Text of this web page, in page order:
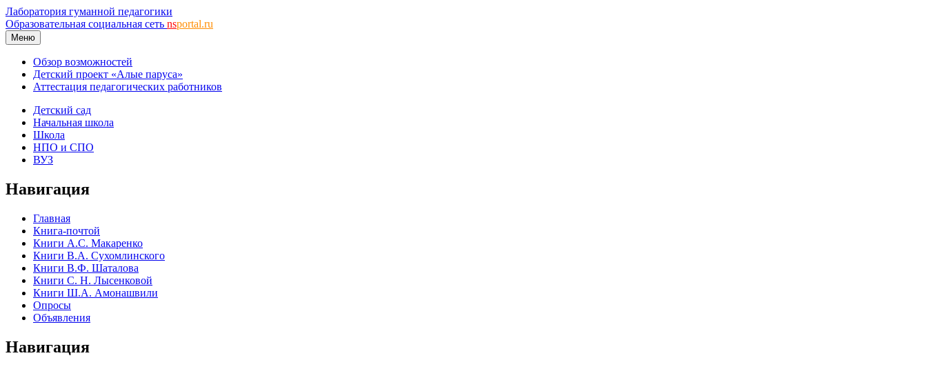
Лаборатория гуманной педагогики
Образовательная социальная сеть nsportal.ru
Меню
Обзор возможностей
Детский проект «Алые паруса»
Аттестация педагогических работников
Детский сад
Начальная школа
Школа
НПО и СПО
ВУЗ
Навигация
Главная
Книга-почтой
Книги А.С. Макаренко
Книги В.А. Сухомлинского
Книги В.Ф. Шаталова
Книги С. Н. Лысенковой
Книги Ш.А. Амонашвили
Опросы
Объявления
Навигация